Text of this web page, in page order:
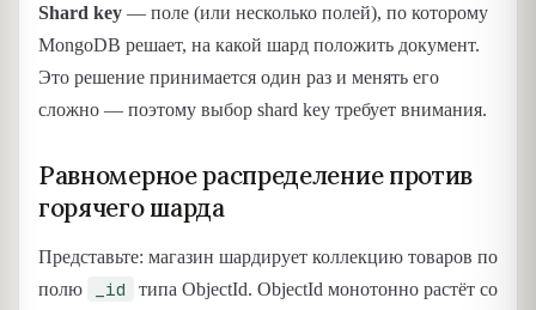
Shard key — поле (или несколько полей), по которому
MongoDB решает, на какой шард положить документ.
Это решение принимается один раз и менять его
сложно — поэтому выбор shard key требует внимания.
Равномерное распределение против
горячего шарда
Представьте: магазин шардирует коллекцию товаров по
полю
_id
типа ObjectId. ObjectId монотонно растёт со